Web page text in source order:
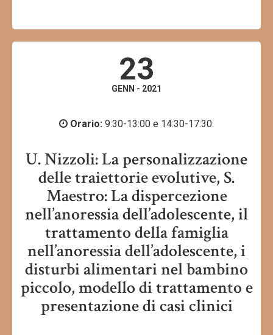
23
GENN - 2021
Orario: 9:30-13:00 e 14:30-17:30.
U. Nizzoli: La personalizzazione
delle traiettorie evolutive, S.
Maestro: La dispercezione
nell’anoressia dell’adolescente, il
trattamento della famiglia
nell’anoressia dell’adolescente, i
disturbi alimentari nel bambino
piccolo, modello di trattamento e
presentazione di casi clinici